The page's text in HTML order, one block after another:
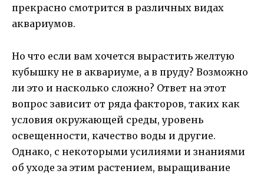
прекрасно смотрится в различных видах
аквариумов.
Но что если вам хочется вырастить желтую
кубышку не в аквариуме, а в пруду? Возможно
ли это и насколько сложно? Ответ на этот
вопрос зависит от ряда факторов, таких как
условия окружающей среды, уровень
освещенности, качество воды и другие.
Однако, с некоторыми усилиями и знаниями
об уходе за этим растением, выращивание